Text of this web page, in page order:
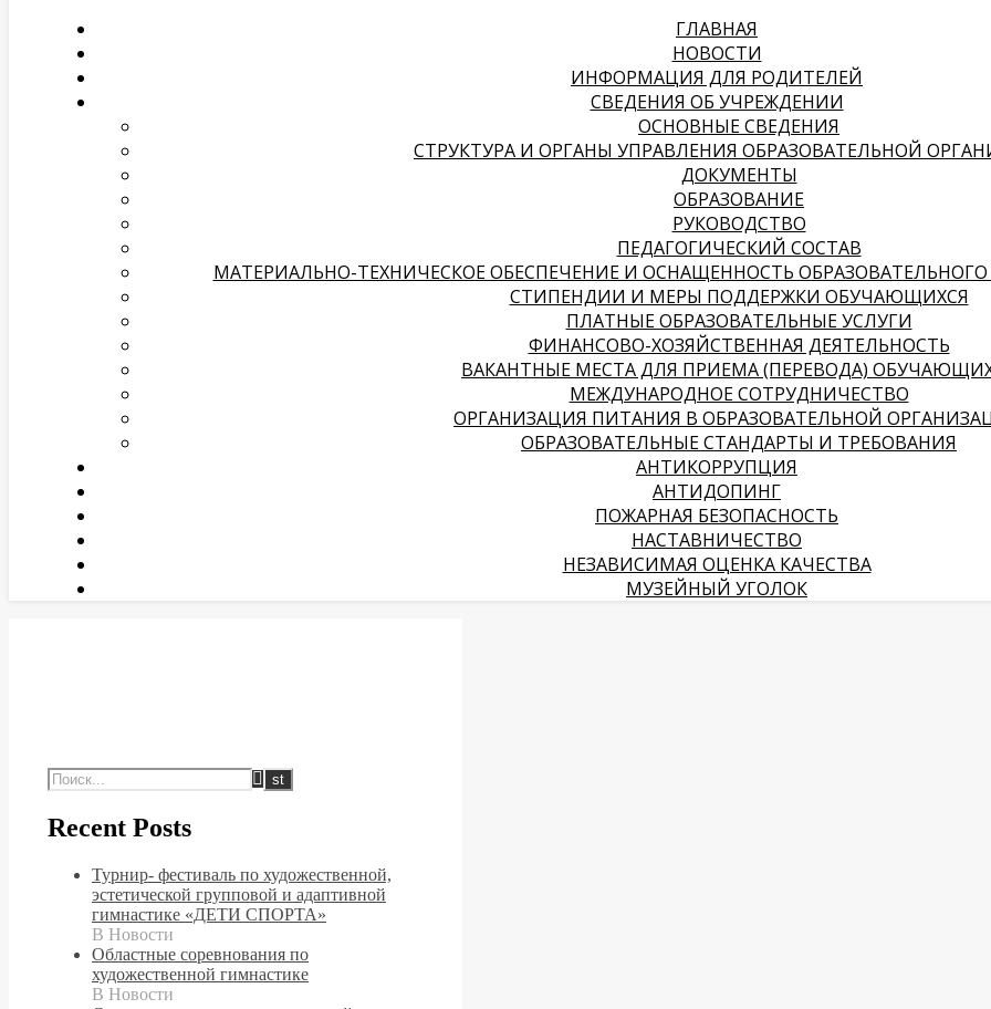
ГЛАВНАЯ
НОВОСТИ
ИНФОРМАЦИЯ ДЛЯ РОДИТЕЛЕЙ
СВЕДЕНИЯ ОБ УЧРЕЖДЕНИИ
ОСНОВНЫЕ СВЕДЕНИЯ
СТРУКТУРА И ОРГАНЫ УПРАВЛЕНИЯ ОБРАЗОВАТЕЛЬНОЙ
ДОКУМЕНТЫ
ОБРАЗОВАНИЕ
РУКОВОДСТВО
ПЕДАГОГИЧЕСКИЙ СОСТАВ
МАТЕРИАЛЬНО-ТЕХНИЧЕСКОЕ ОБЕСПЕЧЕНИЕ И ОСНАЩЕННОСТЬ
СТИПЕНДИИ И МЕРЫ ПОДДЕРЖКИ ОБУЧАЮЩИХСЯ
ПЛАТНЫЕ ОБРАЗОВАТЕЛЬНЫЕ УСЛУГИ
­­ФИНАНСОВО-ХОЗЯЙСТВЕННАЯ ДЕЯТЕЛЬНОСТЬ
ВАКАНТНЫЕ МЕСТА ДЛЯ ПРИЕМА (ПЕРЕВОДА)
МЕЖДУНАРОДНОЕ СОТРУДНИЧЕСТВО
ОРГАНИЗАЦИЯ ПИТАНИЯ В ОБРАЗОВАТЕЛЬНОЙ
ОБРАЗОВАТЕЛЬНЫЕ СТАНДАРТЫ И ТРЕБОВАНИЯ
АНТИКОРРУПЦИЯ
АНТИДОПИНГ
ПОЖАРНАЯ БЕЗОПАСНОСТЬ
НАСТАВНИЧЕСТВО
НЕЗАВИСИМАЯ ОЦЕНКА КАЧЕСТВА
МУЗЕЙНЫЙ УГОЛОК
Recent Posts
Турнир- фестиваль по художественной,
эстетической групповой и адаптивной
гимнастике «ДЕТИ СПОРТА»
В Новости
Областные соревнования по
художественной гимнастике
В Новости